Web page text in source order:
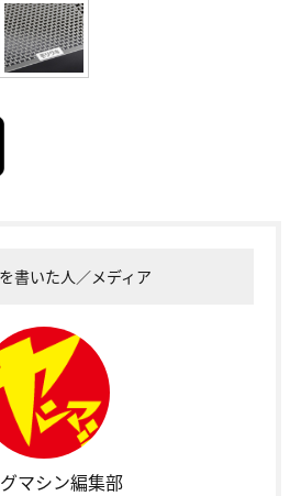
書いた人／メディア
マシン編集部